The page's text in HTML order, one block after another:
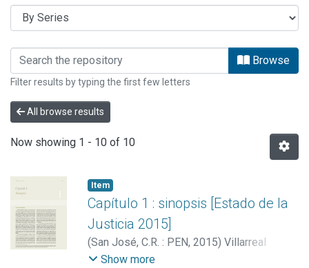
Browsing Programa Estado de la
Browse
Filter results by typing the first few letters
All browse results
Now showing 1 - 10 of 10
Item
Capítulo 1 : sinopsis [Estado de la
Justicia 2015]
(San José, C.R. : PEN, 2015) Villarreal
Fernández, Evelyn
Show more